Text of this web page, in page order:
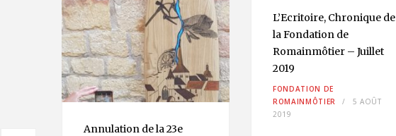
Annulation de la 23e
L’Ecritoire, Chronique de
la Fondation de
Romainmôtier – Juillet
2019
FONDATION DE
ROMAINMÔTIER
5 AOÛT
2019